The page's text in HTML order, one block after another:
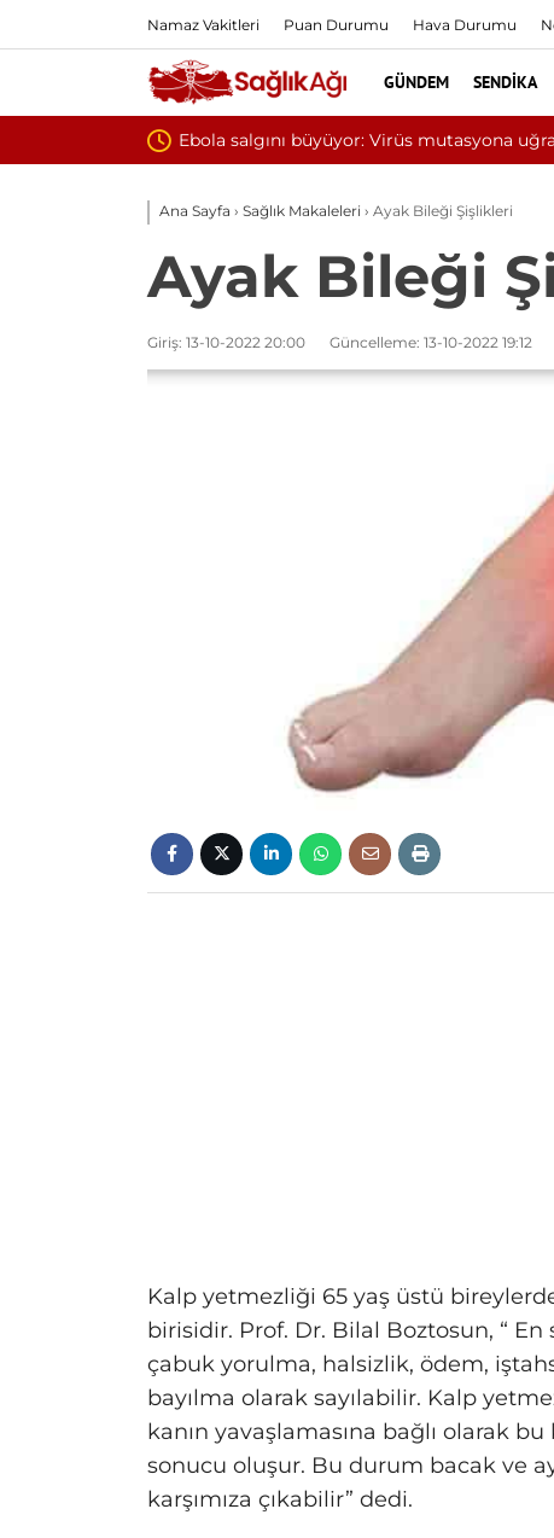
Namaz Vakitleri Puan Durumu Hava Durumu
GÜNDEM SENDIKA
Yılın ilk 6 ayında
Ana Sayfa › Sağlık Makaleleri › Ayak Bileği Şişlikleri
Ayak Bileği
Giriş: 13-10-2022 20:00 Güncelleme: 13-10-2022 19:12
Kalp yetmezliği 65 yaş üstü
birisidir. Prof. Dr. Bilal Boztosun, “ En
çabuk yorulma, halsizlik, ödem,
bayılma olarak sayılabilir. Kalp
kanın yavaşlamasına bağlı olarak
sonucu oluşur. Bu durum bacak ve
karşımıza çıkabilir” dedi.